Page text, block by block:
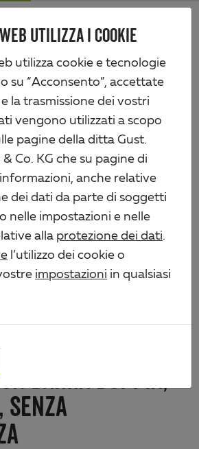
UTILIZZA I COOKIE
utilizza cookie e tecnologie
su “Acconsento”, accettate
e la trasmissione dei vostri
vengono utilizzati a scopo
pagine della ditta Gust.
Co. KG che su pagine di
anche relative
dei dati da parte di soggetti
nelle impostazioni e nelle
alla protezione dei dati.
l’utilizzo dei cookie o
impostazioni in qualsiasi
recinzione
e cancelli
, senza sporgenza
BARRA DOPPIA,
SENZA